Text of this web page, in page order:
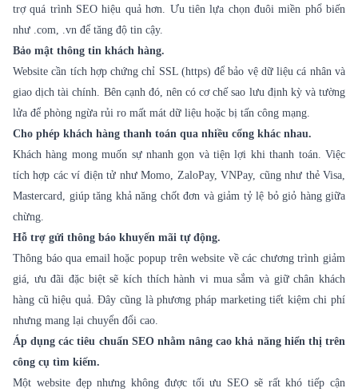
trợ quá trình SEO hiệu quả hơn. Ưu tiên lựa chọn đuôi miền phổ biến
như .com, .vn để tăng độ tin cậy.
Bảo mật thông tin khách hàng.
Website cần tích hợp chứng chỉ SSL (https) để bảo vệ dữ liệu cá nhân và
giao dịch tài chính. Bên cạnh đó, nên có cơ chế sao lưu định kỳ và tường
lửa để phòng ngừa rủi ro mất mát dữ liệu hoặc bị tấn công mạng.
Cho phép khách hàng thanh toán qua nhiều cổng khác nhau.
Khách hàng mong muốn sự nhanh gọn và tiện lợi khi thanh toán. Việc
tích hợp các ví điện tử như Momo, ZaloPay, VNPay, cũng như thẻ Visa,
Mastercard, giúp tăng khả năng chốt đơn và giảm tỷ lệ bỏ giỏ hàng giữa
chừng.
Hỗ trợ gửi thông báo khuyến mãi tự động.
Thông báo qua email hoặc popup trên website về các chương trình giảm
giá, ưu đãi đặc biệt sẽ kích thích hành vi mua sắm và giữ chân khách
hàng cũ hiệu quả. Đây cũng là phương pháp marketing tiết kiệm chi phí
nhưng mang lại chuyển đổi cao.
Áp dụng các tiêu chuẩn SEO nhằm nâng cao khả năng hiển thị trên
công cụ tìm kiếm.
Một website đẹp nhưng không được tối ưu SEO sẽ rất khó tiếp cận